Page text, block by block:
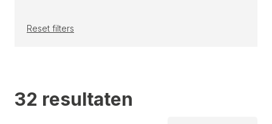
Reset filters
32 resultaten